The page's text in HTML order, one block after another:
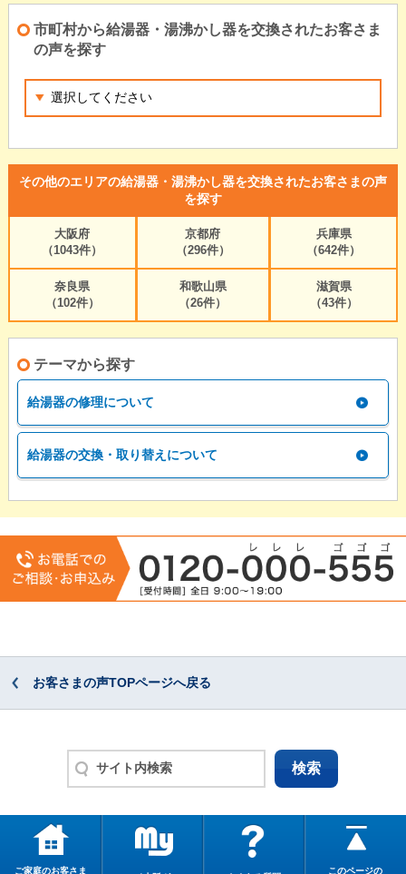
市町村から給湯器・湯沸かし器を交換されたお客さま
の声を探す
その他のエリアの給湯器・湯沸かし器を交換されたお客さまの声
を探す
大阪府
（1043件）
京都府
（296件）
兵庫県
（642件）
奈良県
（102件）
和歌山県
（26件）
滋賀県
（43件）
テーマから探す
給湯器の修理について
給湯器の交換・取り替えについて
お客さまの声TOPページへ戻る
ご家庭のお客さま このページの